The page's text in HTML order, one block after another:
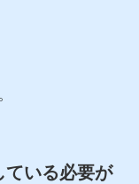
いる必要が